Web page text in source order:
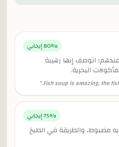
80% إيجابي
انوصف إنها رهيبة
البحرية.
Fish soup is amazing, the
"
75% إيجابي
مضبوط، والطريقة في الطبخ